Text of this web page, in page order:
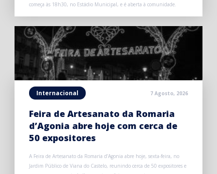
começa às 18h30, no Estádio Municipal, e é aberta à comunidade.
Internacional 7 Agosto, 2026
Feira de Artesanato da Romaria
d’Agonia abre hoje com cerca de
50 expositores
A Feira de Artesanato da Romaria d’Agonia abre hoje, sexta-feira, no
Jardim Público de Viana do Castelo, reunindo cerca de 50 expositores e